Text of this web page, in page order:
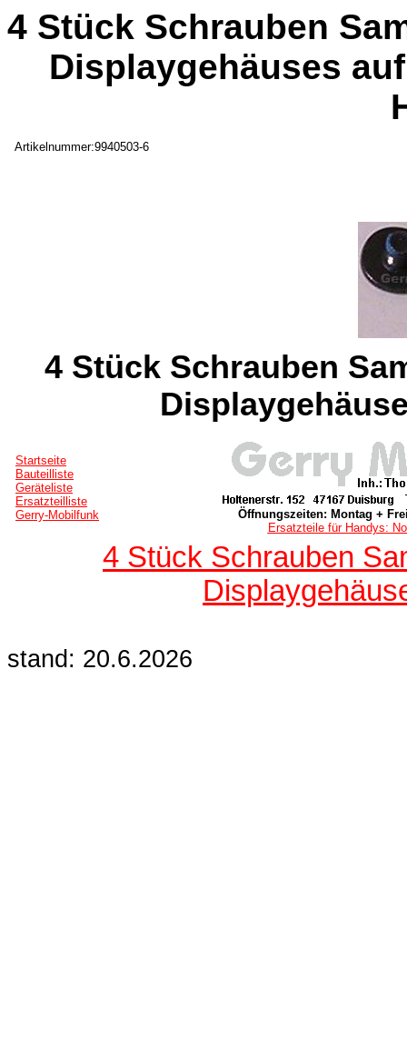
4 Stück Schrauben
Displaygehäuses
Artikelnummer:9940503-6
4 Stück Schrauben
Startseite
Bauteilliste
Geräteliste
Ersatzteilliste
Gerry-Mobilfunk
Öffnungszeiten: Montag +
Ersatzteile für Handys:
4 Stück Schrauben
stand: 20.6.2026